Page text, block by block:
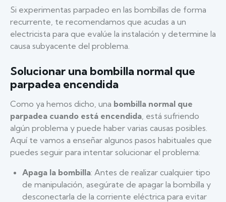
Si experimentas parpadeo en las bombillas de forma
recurrente, te recomendamos que acudas a un
electricista para que evalúe la instalación y determine la
causa subyacente del problema.
Solucionar una bombilla normal que
parpadea encendida
Como ya hemos dicho, una bombilla normal que
parpadea cuando está encendida , está sufriendo
algún problema y puede haber varias causas posibles.
Aquí te vamos a enseñar algunos pasos habituales que
puedes seguir para intentar solucionar el problema:
Apaga la bombilla: Antes de realizar cualquier tipo
de manipulación, asegúrate de apagar la bombilla y
desconectarla de la corriente eléctrica para evitar